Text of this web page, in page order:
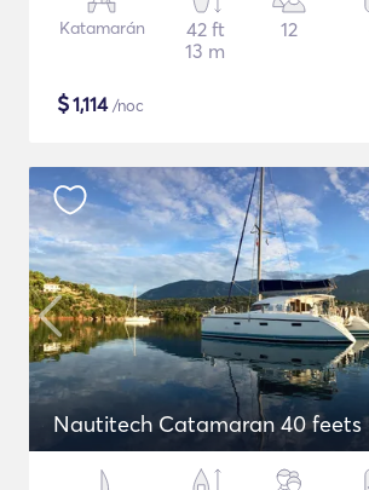
Katamarán
42 ft
13 m
12
$1,114/noc
Nautitech Catamaran 40 feets